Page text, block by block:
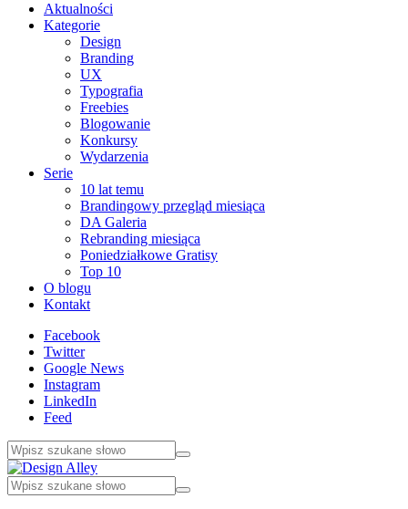
Aktualności
Kategorie
Design
Branding
UX
Typografia
Freebies
Blogowanie
Konkursy
Wydarzenia
Serie
10 lat temu
Brandingowy przegląd miesiąca
DA Galeria
Rebranding miesiąca
Poniedziałkowe Gratisy
Top 10
O blogu
Kontakt
Facebook
Twitter
Google News
Instagram
LinkedIn
Feed